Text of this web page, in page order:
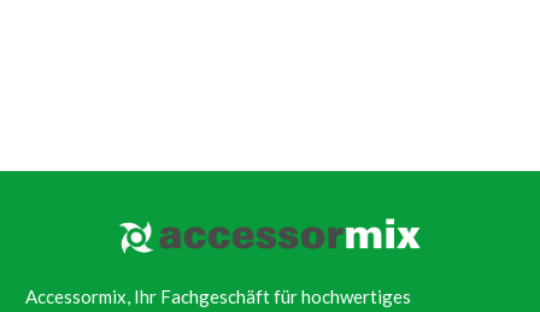
Accessormix, Ihr Fachgeschäft für hochwertiges